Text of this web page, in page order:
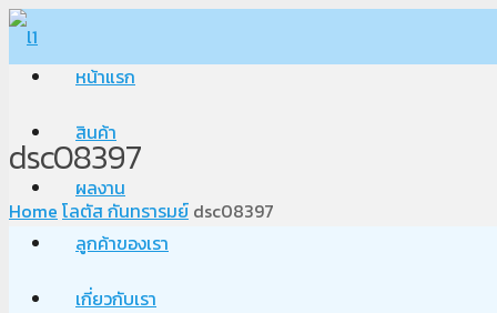
หน้าแรก
สินค้า
ผลงาน
ลูกค้าของเรา
เกี่ยวกับเรา
dsc08397
Home โลตัส กันทรารมย์ dsc08397